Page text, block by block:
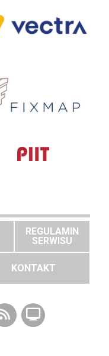
REGULAMIN
SERWISU
KONTAKT